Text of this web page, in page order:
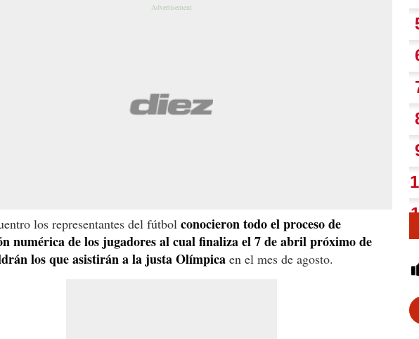
los representantes del fútbol conocieron todo el proceso de
numérica de los jugadores al cual finaliza el 7 de abril próximo de
los que asistirán a la justa Olímpica en el mes de agosto.